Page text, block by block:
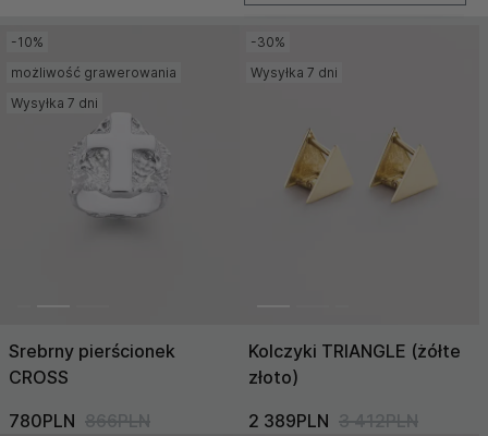
Nowość
Cena (Wysoka >
Niska)
-10%
możliwość grawerowania
Wysyłka 7 dni
Srebrny pierścionek
CROSS
780PLN 866PLN
-30%
Wysyłka 7 dni
Kolczyki TRIANGLE (żółte
złoto)
2 389PLN 3 412PLN